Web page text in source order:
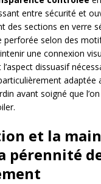
entre sécurité et
des sections en verre
perforée selon des
une connexion
dissuasif
adaptée
avant soigné que
et la
pérennité